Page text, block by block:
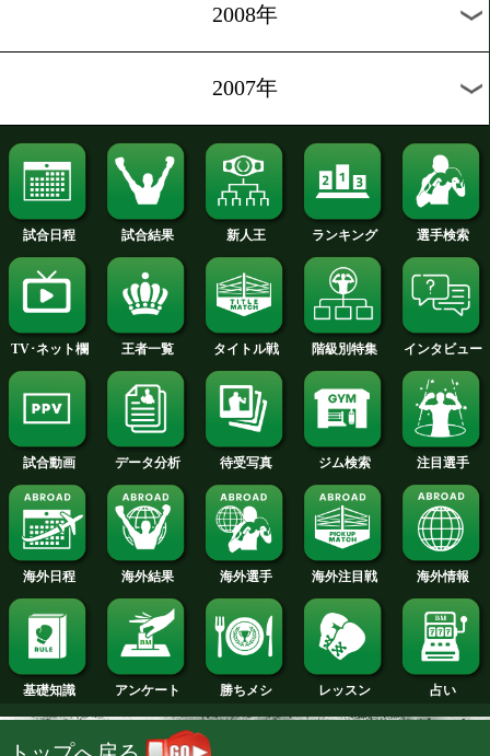
2017年
2016年
2015年
2014年
2013年
2012年
2011年
2010年